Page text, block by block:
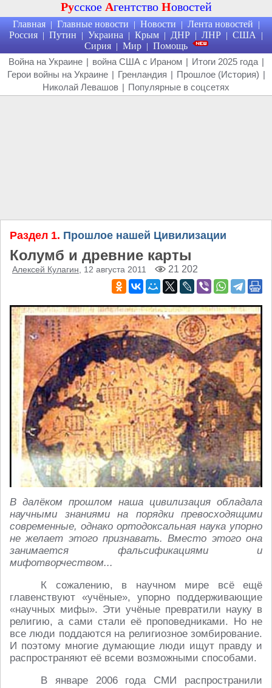
Русское Агентство Новостей
Главная | Главные новости | Новости | Лента новостей |
Россия | Путин | Украина | Крым | ДНР | ЛНР | США |
Сирия | Мир | Помощь
Война на Украине | война США с Ираном | Итоги 2025 года |
Герои войны на Украине | Гренландия | Прошлое (История) |
Николай Левашов | Популярные в соцсетях
Раздел 1. Прошлое нашей Цивилизации
Колумб и древние карты
Алексей Кулагин , 12 августа 2011 21 202
В далёком прошлом наша цивилизация обладала
научными знаниями на порядки превосходящими
современные, однако ортодоксальная наука упорно
не желает этого признавать. Вместо этого она
занимается фальсификациями и
мифотворчеством...
К сожалению, в научном мире всё ещё
главенствуют «учёные», упорно поддерживающие
«научных мифы». Эти учёные превратили науку в
религию, а сами стали её проповедниками. Но не
все люди поддаются на религиозное зомбирование.
И поэтому многие думающие люди ищут правду и
распространяют её всеми возможными способами.
В январе 2006 года СМИ распространили